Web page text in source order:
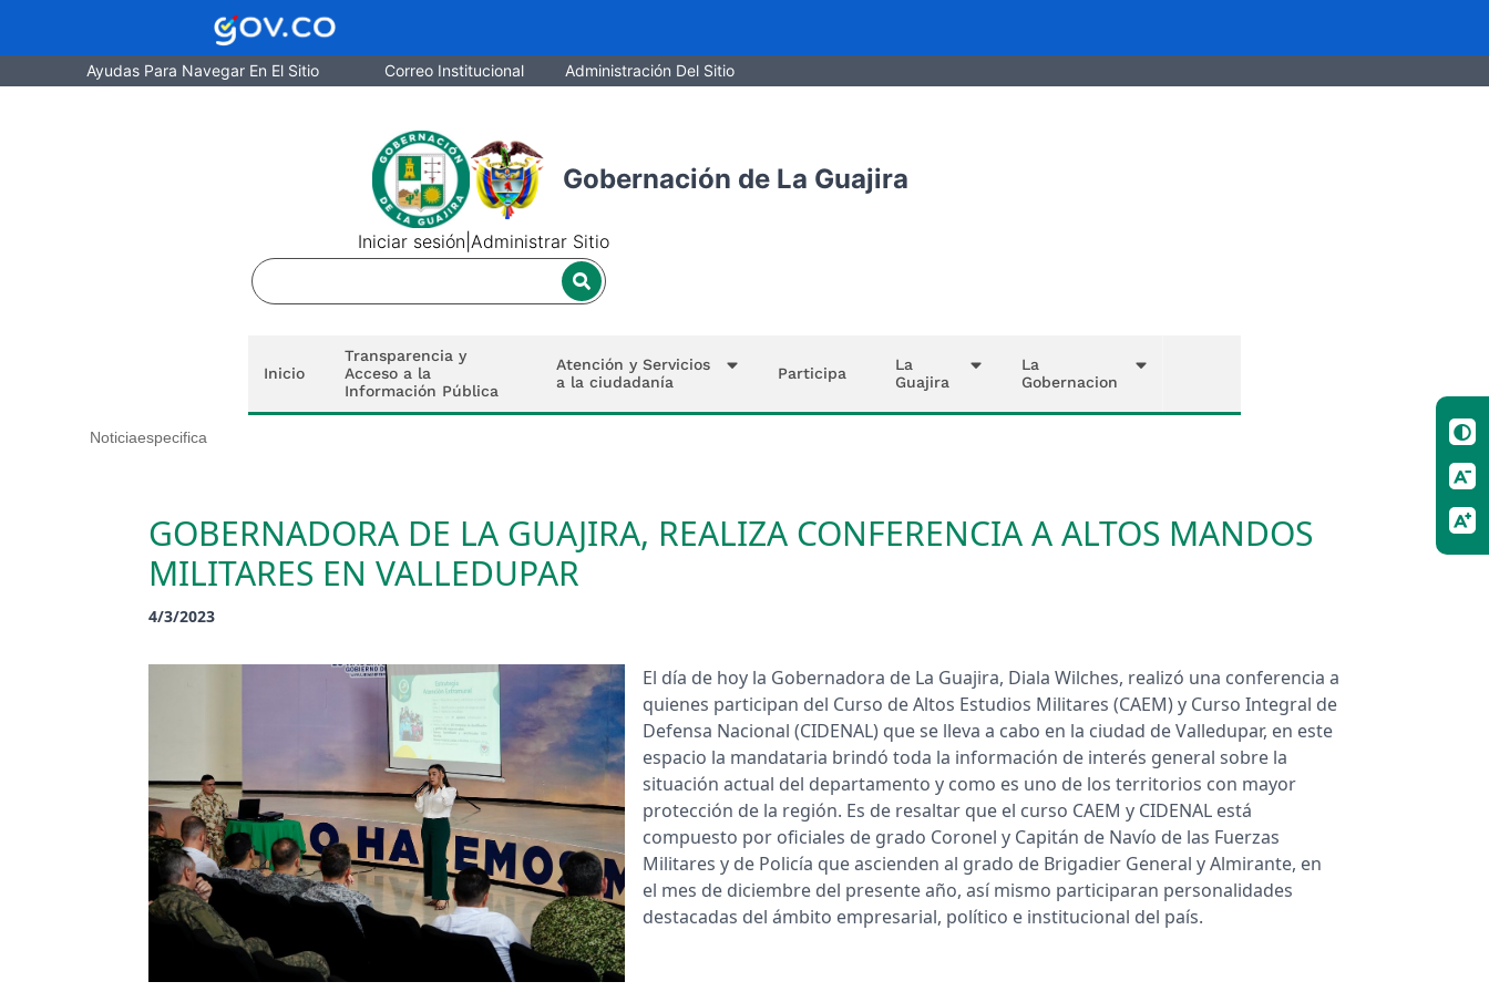
Ayudas Para Navegar En El Sitio Correo Institucional Administración Del Sitio
Gobernación de La Guajira
Iniciar sesión |Administrar Sitio
Inicio
Transparencia y
Acceso a la
Información Pública
Atención y Servicios
a la ciudadanía
Participa
La
Guajira
La
Gobernacion
Noticiaespecifica
GOBERNADORA DE LA GUAJIRA, REALIZA CONFERENCIA A ALTOS MANDOS
MILITARES EN VALLEDUPAR
4/3/2023
El día de hoy la Gobernadora de La Guajira, Diala Wilches, realizó una conferencia a
quienes participan del Curso de Altos Estudios Militares (CAEM) y Curso Integral de
Defensa Nacional (CIDENAL) que se lleva a cabo en la ciudad de Valledupar, en este
espacio la mandataria brindó toda la información de interés general sobre la
situación actual del departamento y como es uno de los territorios con mayor
protección de la región. Es de resaltar que el curso CAEM y CIDENAL está
compuesto por oficiales de grado Coronel y Capitán de Navío de las Fuerzas
Militares y de Policía que ascienden al grado de Brigadier General y Almirante, en
el mes de diciembre del presente año, así mismo participaran personalidades
destacadas del ámbito empresarial, político e institucional del país.